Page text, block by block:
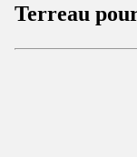
Terreau